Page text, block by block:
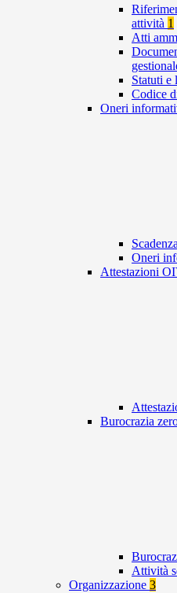
attività 1
Atti
Statuti e
Codice
Oneri
Oneri
Attestazioni
Burocrazia
Attività
Organizzazione 3